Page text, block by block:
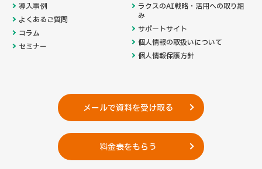
導入事例
よくあるご質問
コラム
セミナー
ラクスのAI戦略・活用への取り組
み
サポートサイト
個人情報の取扱いについて
個人情報保護方針
メールで資料を受け取る
料金表をもらう